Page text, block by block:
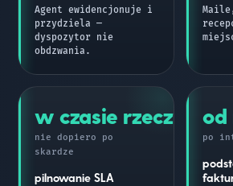
Agent ewidencjonuje i
przydziela —
dyspozytor nie
obdzwania.
w czasie
nie dopiero po
skardze
pilnowanie SLA
od
po